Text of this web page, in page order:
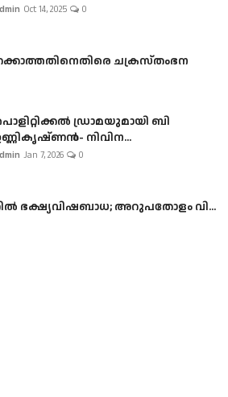
Oct 14, 2025 0
ചക്രസ്തംഭന
ഡ്രാമയുമായി ബി
നിവിന...
Jan 7, 2026 0
ഭക്ഷ്യവിഷബാധ; അറുപതോളം വി...